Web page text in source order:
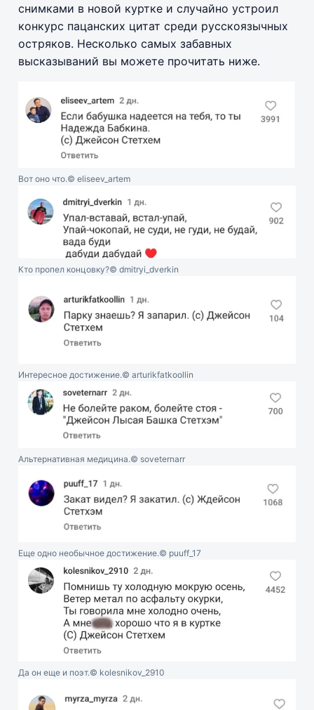
снимками в новой куртке и случайно устроил
конкурс пацанских цитат среди русскоязычных
остряков. Несколько самых забавных
высказываний вы можете прочитать ниже.
Вот оно что.© eliseev_artem
Кто пропел концовку?© dmitryi_dverkin
Интересное достижение.© arturikfatkoollin
Альтернативная медицина.© soveternarr
Еще одно необычное достижение.© puuff_17
Да он еще и поэт.© kolesnikov_2910